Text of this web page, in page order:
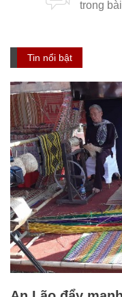
Tin nổi bật